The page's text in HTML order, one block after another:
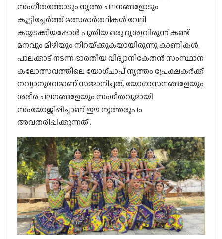
സംഗീതത്തോടും നൃത്ത ചലനങ്ങളോടും
കൂട്ടിച്ചേര്‍ത്ത് മത്സരാര്‍ത്ഥികള്‍ വേദി
കയ്യടക്കിയപ്പോള്‍ പുതിയ ഒരു ദൃശ്യവിരുന്ന് കണ്ട്
മനവും മിഴിയും നിറയ്‌ക്കുകയായിരുന്നു കാണികള്‍.
പാലക്കാട് നടന്ന ഭാരതീയ വിദ്യാനികേതന്‍ സംസ്ഥാന
കലോത്സവത്തിലെ യോഗ്ചാപ് നൃത്തം പ്രേക്ഷകര്‍ക്ക്
നവ്യാനുഭവമാണ് സമ്മാനിച്ചത്. യോഗാസനങ്ങളേയും
ശരീര ചലനങ്ങളേയും സംഗീതവുമായി
സംയോജിപ്പിച്ചാണ് ഈ നൃത്തരൂപം
അവതരിപ്പിക്കുന്നത് .